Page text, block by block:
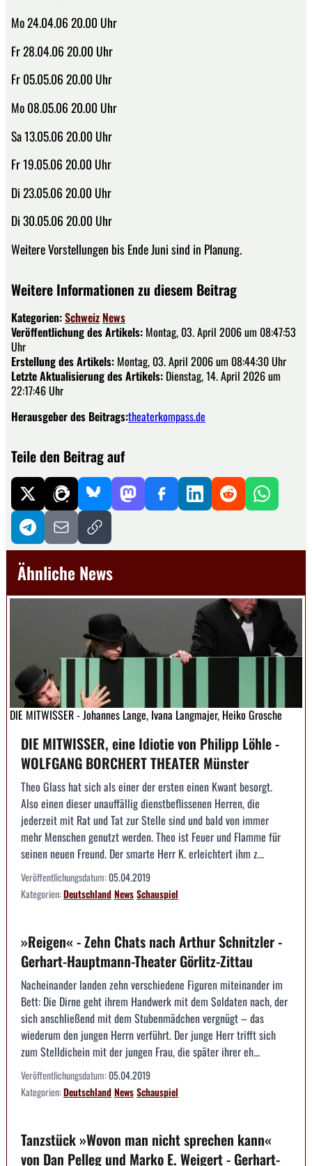
Mo 24.04.06 20.00 Uhr
Fr 28.04.06 20.00 Uhr
Fr 05.05.06 20.00 Uhr
Mo 08.05.06 20.00 Uhr
Sa 13.05.06 20.00 Uhr
Fr 19.05.06 20.00 Uhr
Di 23.05.06 20.00 Uhr
Di 30.05.06 20.00 Uhr
Weitere Vorstellungen bis Ende Juni sind in Planung.
Weitere Informationen zu diesem Beitrag
Kategorien:Schweiz News
Veröffentlichung des Artikels: Montag, 03. April 2006 um 08:47:53
Uhr
Erstellung des Artikels: Montag, 03. April 2006 um 08:44:30 Uhr
Letzte Aktualisierung des Artikels: Dienstag, 14. April 2026 um
22:17:46 Uhr
Herausgeber des Beitrags:theaterkompass.de
Teile den Beitrag auf
Ähnliche News
DIE MITWISSER - Johannes Lange, Ivana Langmajer, Heiko Grosche
DIE MITWISSER, eine Idiotie von Philipp Löhle -
WOLFGANG BORCHERT THEATER Münster
Theo Glass hat sich als einer der ersten einen Kwant besorgt.
Also einen dieser unauffällig dienstbeflissenen Herren, die
jederzeit mit Rat und Tat zur Stelle sind und bald von immer
mehr Menschen genutzt werden. Theo ist Feuer und Flamme für
seinen neuen Freund. Der smarte Herr K. erleichtert ihm z...
Veröffentlichungsdatum:05.04.2019
Kategorien:DeutschlandNewsSchauspiel
»Reigen« - Zehn Chats nach Arthur Schnitzler -
Gerhart-Hauptmann-Theater Görlitz-Zittau
Nacheinander landen zehn verschiedene Figuren miteinander im
Bett: Die Dirne geht ihrem Handwerk mit dem Soldaten nach, der
sich anschließend mit dem Stubenmädchen vergnügt – das
wiederum den jungen Herrn verführt. Der junge Herr trifft sich
zum Stelldichein mit der jungen Frau, die später ihrer eh...
Veröffentlichungsdatum:05.04.2019
Kategorien:DeutschlandNewsSchauspiel
Tanzstück »Wovon man nicht sprechen kann«
von Dan Pelleg und Marko E. Weigert - Gerhart-